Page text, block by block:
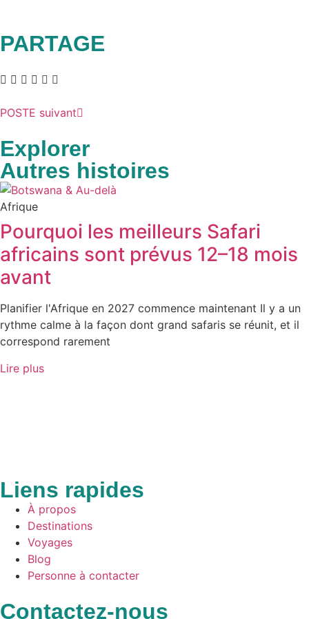
PARTAGE
POSTE suivant
Explorer
Autres histoires
Afrique
Pourquoi les meilleurs Safari
africains sont prévus 12–18 mois
avant
Planifier l'Afrique en 2027 commence maintenant Il y a un
rythme calme à la façon dont grand safaris se réunit, et il
correspond rarement
Lire plus
Liens rapides
À propos
Destinations
Voyages
Blog
Personne à contacter
Contactez-nous